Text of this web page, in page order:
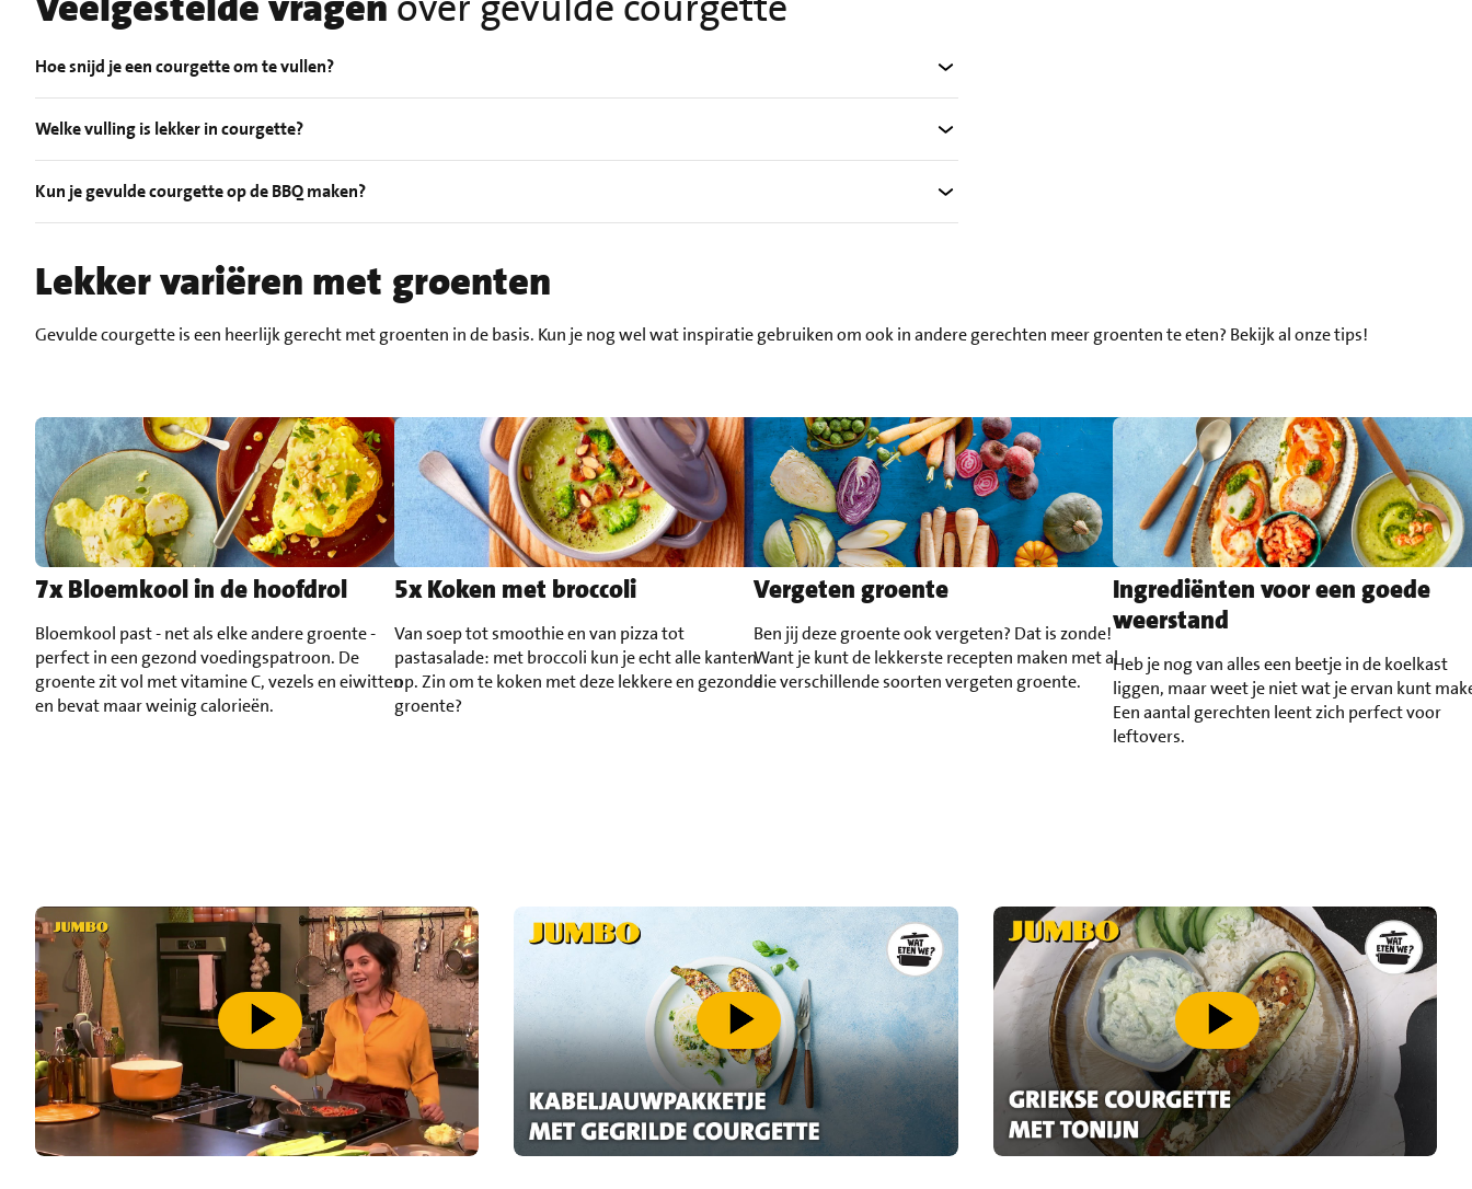
Hoe snijd je een courgette om te vullen?
Welke vulling is lekker in courgette?
Kun je gevulde courgette op de BBQ maken?
Lekker variëren met groenten
Gevulde courgette is een heerlijk gerecht met groenten in de basis. Kun je nog wel wat inspiratie gebruiken om ook in andere gerechten meer groenten te eten? Bekijk al onze tips!
7x Bloemkool in de hoofdrol
Bloemkool past - net als elke andere groente -
perfect in een gezond voedingspatroon. De
groente zit vol met vitamine C, vezels en eiwitten
en bevat maar weinig calorieën.
5x Koken met broccoli
Van soep tot smoothie en van pizza tot
pastasalade: met broccoli kun je echt alle kanten
op. Zin om te koken met deze lekkere en gezonde
groente?
Vergeten groente
Ben jij deze groente ook vergeten? Dat is zonde!
Want je kunt de lekkerste recepten maken met al
die verschillende soorten vergeten groente.
Ingrediënten voor een goede
weerstand
Heb je nog van alles een beetje in de koelkast
liggen, maar weet je niet wat je ervan kunt
Een aantal gerechten leent zich perfect voor
leftovers.
speel video af speel video af speel video af